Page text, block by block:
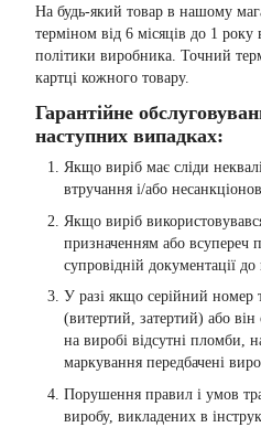
На будь-який товар в нашому
терміном від 6 місяців до 1 року
політики виробника. Точний
картці кожного товару.
Гарантійне
наступних випадках:
Якщо виріб має сліди
втручання і/або
Якщо виріб
призначенням або всупереч
супровідній документації
У разі якщо серійний номер
(витертий, затертий) або
на виробі відсутні пломби,
маркування передбачені
Порушення правил і умов
виробу, викладених в